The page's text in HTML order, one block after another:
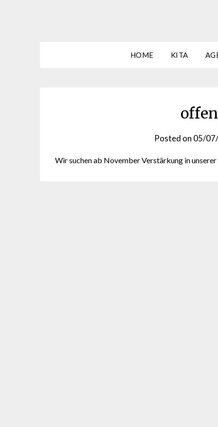
HOME KITA
Posted on 05/
Wir suchen ab November Verstärkung in